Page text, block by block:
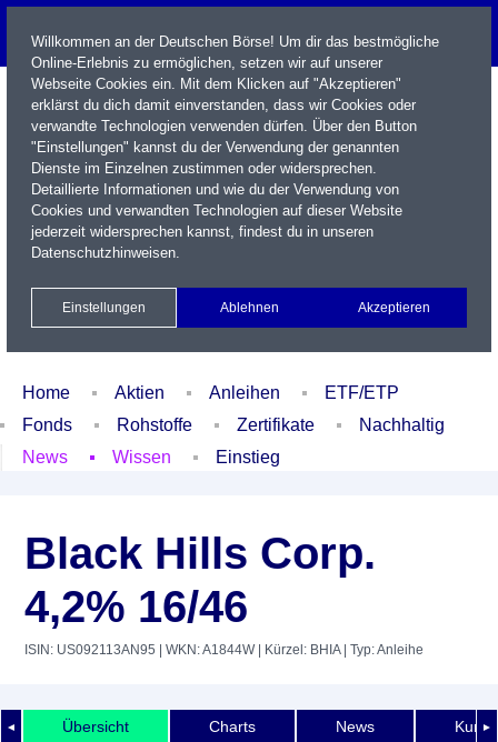
Name / WKN / ISIN / Kürzel
Xetra Realtime
Watchlist Portfolio Login
Home Aktien Anleihen
ETF/ETP
Fonds
Rohstoffe Zertifikate
Nachhaltig
News
Wissen Einstieg
Black Hills Corp.
4,2% 16/46
ISIN: US092113AN95 | WKN: A1844W| Kürzel: BHIA| Typ: Anleihe
◄ ►
Übersicht Charts News
Willkommen an der Deutschen Börse! Um dir das bestmögliche
Online-Erlebnis zu ermöglichen, setzen wir auf unserer
Webseite Cookies ein. Mit dem Klicken auf "Akzeptieren"
erklärst du dich damit einverstanden, dass wir Cookies oder
verwandte Technologien verwenden dürfen. Über den Button
"Einstellungen" kannst du der Verwendung der genannten
Dienste im Einzelnen zustimmen oder widersprechen.
Detaillierte Informationen und wie du der Verwendung von
Cookies und verwandten Technologien auf dieser Website
jederzeit widersprechen kannst, findest du in unseren
Datenschutzhinweisen.
Einstellungen Ablehnen Akzeptieren